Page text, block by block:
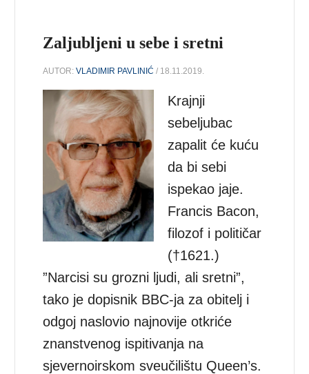
Zaljubljeni u sebe i sretni
AUTOR:VLADIMIR PAVLINIĆ / 18.11.2019.
Krajnji
sebeljubac
zapalit će kuću
da bi sebi
ispekao jaje.
Francis Bacon,
filozof i političar
(†1621.)
”Narcisi su grozni ljudi, ali sretni”,
tako je dopisnik BBC-ja za obitelj i
odgoj naslovio najnovije otkriće
znanstvenog ispitivanja na
sjevernoirskom sveučilištu Queen’s.